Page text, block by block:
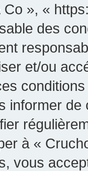
», «
des
et/ou
informer
à «
vous